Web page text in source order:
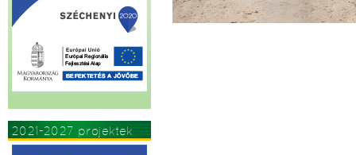
2021-2027 projektek